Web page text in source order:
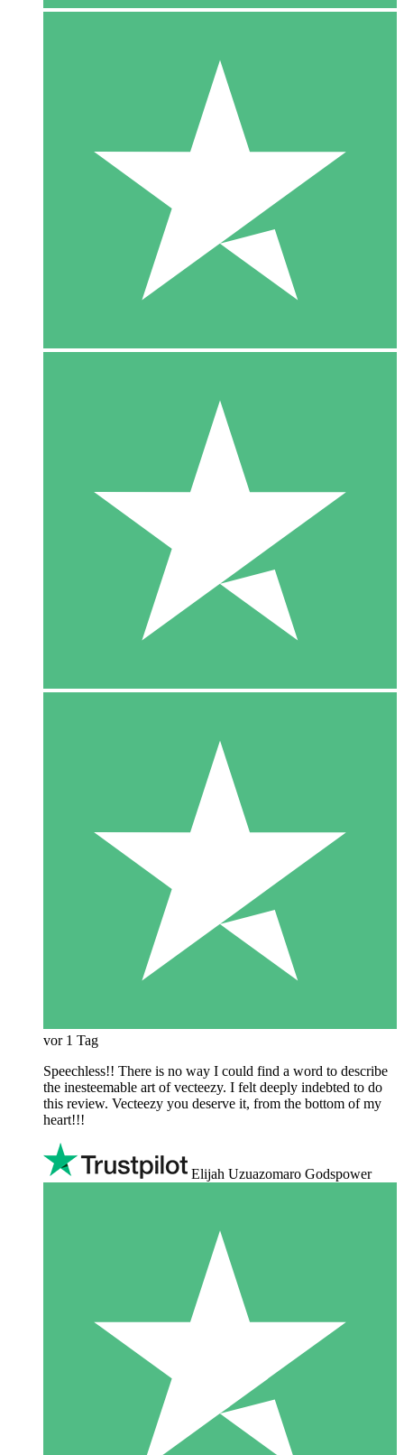
vor 1 Tag
Speechless!! There is no way I could find a word to describe
the inesteemable art of vecteezy. I felt deeply indebted to do
this review. Vecteezy you deserve it, from the bottom of my
heart!!!
Elijah Uzuazomaro Godspower